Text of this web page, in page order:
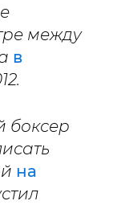
между
в
боксер
на